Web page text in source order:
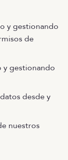
y gestionando
de
y gestionando
desde y
nuestros